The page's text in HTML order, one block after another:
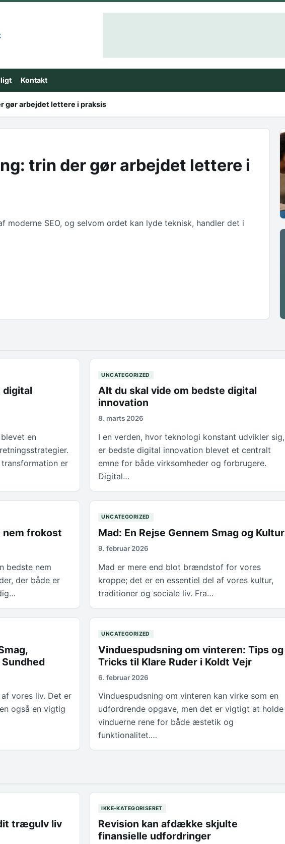
Kontakt
gør arbejdet lettere i praksis
trin der gør arbejdet lettere i
moderne SEO, og selvom ordet kan lyde teknisk, handler det i
digital
en
er
UNCATEGORIZED
Alt du skal vide om bedste digital
innovation
8. marts 2026
I en verden, hvor teknologi konstant udvikler sig,
er bedste digital innovation blevet et centralt
emne for både virksomheder og forbrugere.
Digital…
nem frokost
bedste nem
der både er
UNCATEGORIZED
Mad: En Rejse Gennem Smag og Kultur
9. februar 2026
Mad er mere end blot brændstof for vores
kroppe; det er en essentiel del af vores kultur,
traditioner og sociale liv. Fra…
vores liv. Det er
også en vigtig
UNCATEGORIZED
Vinduespudsning om vinteren: Tips og
Tricks til Klare Ruder i Koldt Vejr
6. februar 2026
Vinduespudsning om vinteren kan virke som en
udfordrende opgave, men det er vigtigt at holde
vinduerne rene for både æstetik og
funktionalitet.…
trægulv liv
IKKE-KATEGORISERET
Revision kan afdække skjulte
finansielle udfordringer